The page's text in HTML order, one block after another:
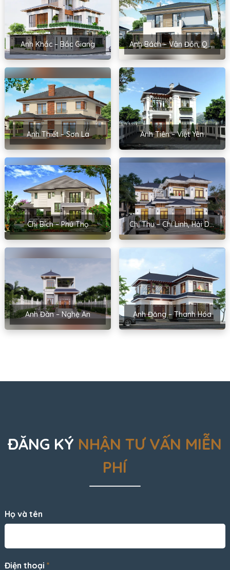
Anh Khắc – Bắc Giang Anh Bách – Vân Đồn, Quảng Ninh
Anh Thiết – Sơn La Anh Tiên – Việt Yên
Chị Bích – Phú Thọ Chị Thu – Chí Linh, Hải Dương
Anh Đàn – Nghệ An Anh Đăng – Thanh Hóa
ĐĂNG KÝ NHẬN TƯ VẤN MIỄN
PHÍ
Họ và tên
Điện thoại *